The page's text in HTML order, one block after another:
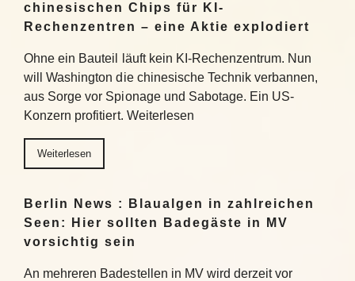
chinesischen Chips für KI-
Rechenzentren – eine Aktie explodiert
Ohne ein Bauteil läuft kein KI-Rechenzentrum. Nun
will Washington die chinesische Technik verbannen,
aus Sorge vor Spionage und Sabotage. Ein US-
Konzern profitiert. Weiterlesen
Weiterlesen
Berlin News : Blaualgen in zahlreichen
Seen: Hier sollten Badegäste in MV
vorsichtig sein
An mehreren Badestellen in MV wird derzeit vor